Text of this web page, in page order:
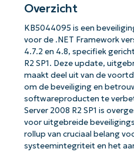
Overzicht
KB5044095 is een
voor de .NET Framework
4.7.2 en 4.8, specifiek
R2 SP1. Deze update,
maakt deel uit van de
om de beveiliging en
softwareproducten te
Server 2008 R2 SP1 is
voor uitgebreide
rollup van cruciaal belang
systeemintegriteit en het